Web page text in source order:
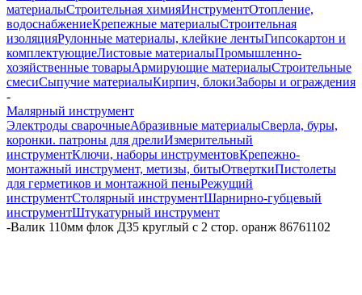
материалыСтроительная химияИнструментОтопление,
водоснабжениеКрепежные материалыСтроительная
изоляцияРулонные материалы, клейкие лентыГипсокартон и
комплектующиеЛистовые материалыПромышленно-
хозяйственные товарыАрмирующие материалыСтроительные
смесиСыпучие материалыКирпич, блокиЗаборы и ограждения
-
Малярный инструмент
Электроды сварочныеАбразивные материалыСверла, буры,
коронки. патроны для дрелиИзмерительный
инструментКлючи, наборы инструментовКрепежно-
монтажный инструмент, метизы, битыОтверткиПистолеты
для герметиков и монтажной пеныРежущий
инструментСтолярный инструментШарнирно-губцевый
инструментШтукатурный инструмент
-Валик 110мм флок Д35 круглый с 2 стор. оранж 86761102